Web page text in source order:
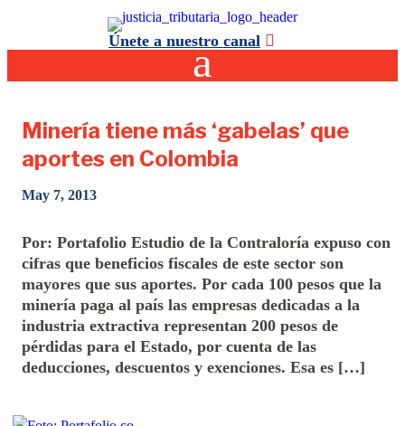
Únete a nuestro canal
Minería tiene más ‘gabelas’ que
aportes en Colombia
May 7, 2013
Por: Portafolio Estudio de la Contraloría expuso con
cifras que beneficios fiscales de este sector son
mayores que sus aportes. Por cada 100 pesos que la
minería paga al país las empresas dedicadas a la
industria extractiva representan 200 pesos de
pérdidas para el Estado, por cuenta de las
deducciones, descuentos y exenciones. Esa es […]